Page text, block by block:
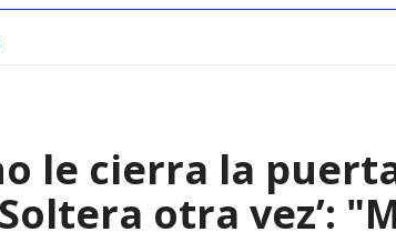
le cierra la
otra vez’: